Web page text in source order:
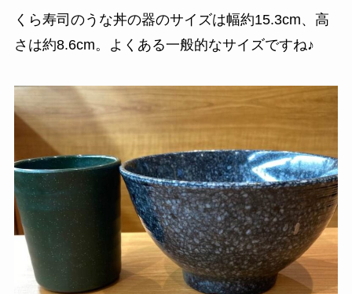
くら寿司のうな丼の器のサイズは幅約15.3cm、高
さは約8.6cm。よくある一般的なサイズですね♪